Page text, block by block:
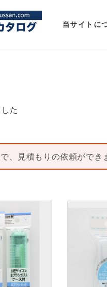
当サイトに
た
、見積もりの依頼ができ